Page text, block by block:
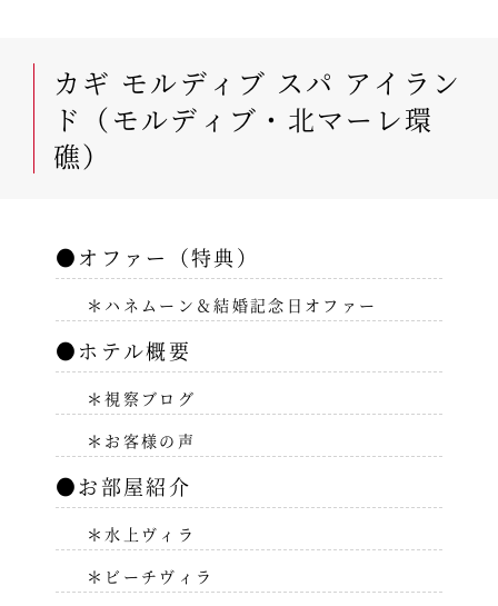
カギ モルディブ スパ アイラン
ド（モルディブ・北マーレ環
礁）
●オファー（特典）
＊ハネムーン＆結婚記念日オファー
●ホテル概要
＊視察ブログ
＊お客様の声
●お部屋紹介
＊水上ヴィラ
＊ビーチヴィラ